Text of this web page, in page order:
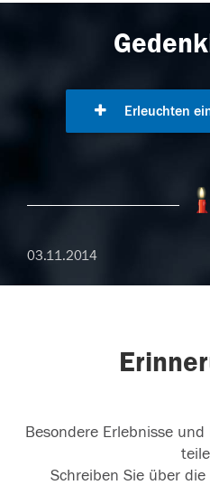
Erleuchten
03.11.2014
Besondere Erlebnisse
Schreiben Sie über